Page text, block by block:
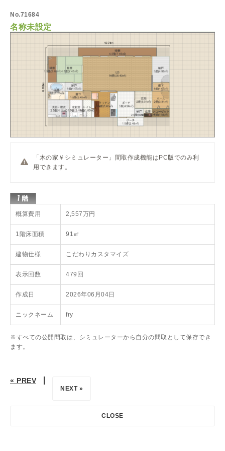
No.71684
名称未設定
「木の家￥シミュレーター」間取作成機能はPC版でのみ利
用できます。
概算費用 2,557万円
1階床面積 91㎡
建物仕様 こだわりカスタマイズ
表示回数 479回
作成日 2026年06月04日
ニックネーム fry
※すべての公開間取は、シミュレーターから自分の間取として保存でき
ます。
« PREV
NEXT »
CLOSE